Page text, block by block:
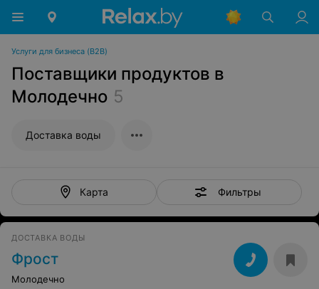
Услуги для бизнеса (B2B)
Поставщики продуктов в
Молодечно 5
Доставка воды
Карта Фильтры
ДОСТАВКА ВОДЫ
Фрост
Молодечно